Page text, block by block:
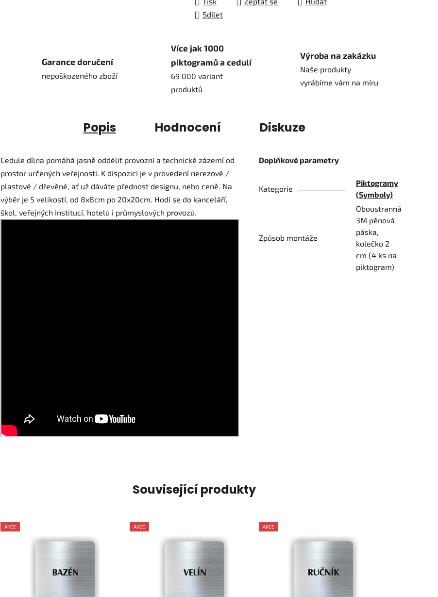
Sdílet
Garance doručení
nepoškozeného zboží
Více jak 1000
piktogramů a cedulí
69 000 variant
produktů
Výroba na zakázku
Naše produkty
vyrábíme vám na míru
Popis Hodnocení Diskuze
Cedule dílna pomáhá jasně oddělit provozní a technické zázemí od
prostor určených veřejnosti. K dispozici je v provedení nerezové /
plastové / dřevěné, ať už dáváte přednost designu, nebo ceně. Na
výběr je 5 velikostí, od 8x8cm po 20x20cm. Hodí se do kanceláří,
škol, veřejných institucí, hotelů i průmyslových provozů.
Doplňkové parametry
Kategorie
Piktogramy
(Symboly)
Způsob montáže
Oboustranná
3M pěnová
páska,
kolečko 2
cm (4 ks na
piktogram)
Související produkty
AKCE AKCE AKCE